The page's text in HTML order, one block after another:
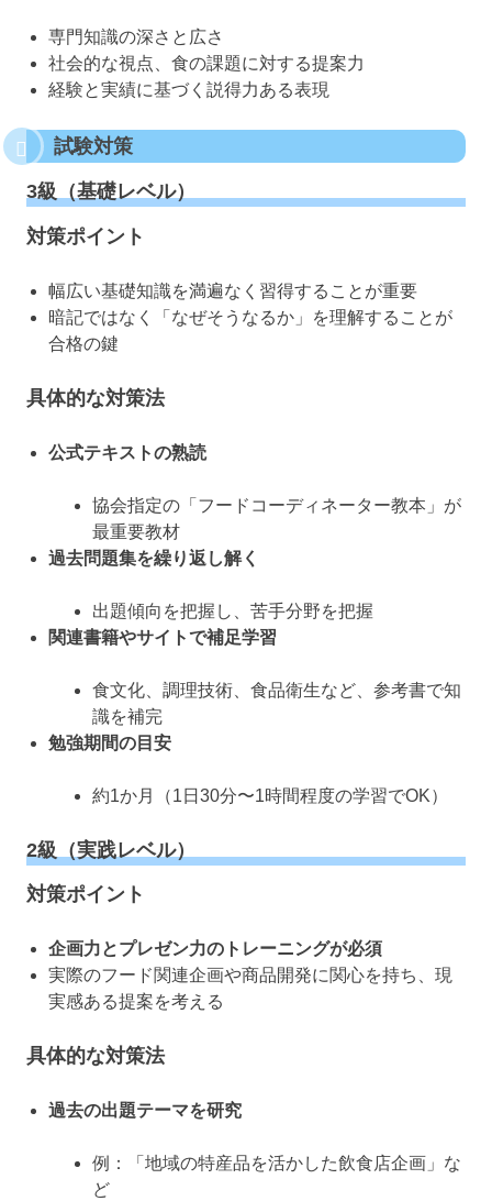
専門知識の深さと広さ
社会的な視点、食の課題に対する提案力
経験と実績に基づく説得力ある表現
試験対策
3級（基礎レベル）
対策ポイント
幅広い基礎知識を満遍なく習得することが重要
暗記ではなく「なぜそうなるか」を理解することが
合格の鍵
具体的な対策法
公式テキストの熟読
協会指定の「フードコーディネーター教本」が
最重要教材
過去問題集を繰り返し解く
出題傾向を把握し、苦手分野を把握
関連書籍やサイトで補足学習
食文化、調理技術、食品衛生など、参考書で知
識を補完
勉強期間の目安
約1か月（1日30分〜1時間程度の学習でOK）
2級（実践レベル）
対策ポイント
企画力とプレゼン力のトレーニングが必須
実際のフード関連企画や商品開発に関心を持ち、現
実感ある提案を考える
具体的な対策法
過去の出題テーマを研究
例：「地域の特産品を活かした飲食店企画」な
ど